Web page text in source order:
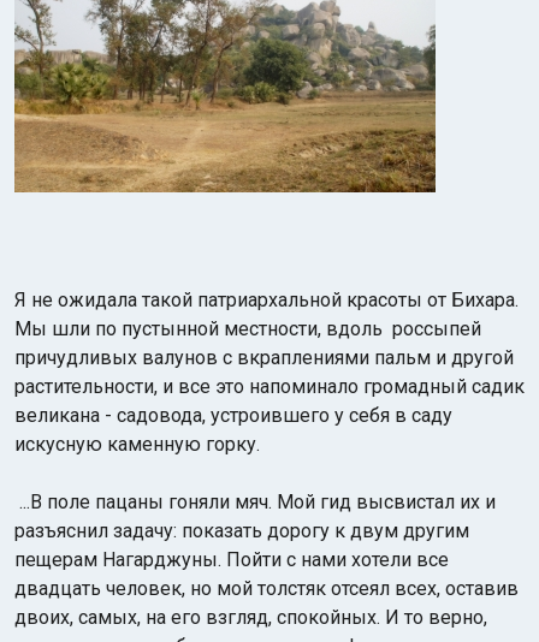
Я не ожидала такой патриархальной красоты от Бихара.
Мы шли по пустынной местности, вдоль россыпей
причудливых валунов с вкраплениями пальм и другой
растительности, и все это напоминало громадный садик
великана - садовода, устроившего у себя в саду
искусную каменную горку.
...В поле пацаны гоняли мяч. Мой гид высвистал их и
разъяснил задачу: показать дорогу к двум другим
пещерам Нагарджуны. Пойти с нами хотели все
двадцать человек, но мой толстяк отсеял всех, оставив
двоих, самых, на его взгляд, спокойных. И то верно,